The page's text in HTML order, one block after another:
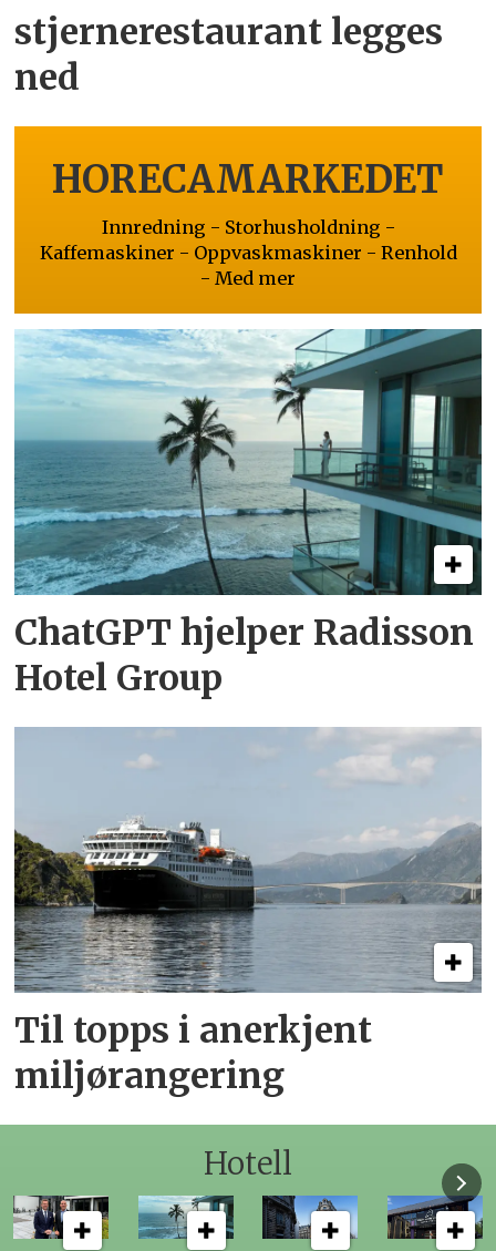
stjernerestaurant legges
ned
HORECAMARKEDET
Innredning - Storhusholdning -
Kaffemaskiner - Oppvaskmaskiner - Renhold
- Med mer
ChatGPT hjelper Radisson
Hotel Group
Til topps i anerkjent
miljørangering
Hotell